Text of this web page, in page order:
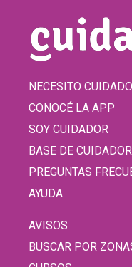
NECESITO
CONOCÉ LA APP
SOY CUIDADOR
BASE DE
PREGUNTAS
AYUDA
AVISOS
BUSCAR POR